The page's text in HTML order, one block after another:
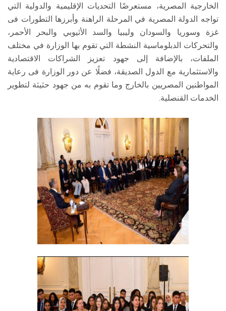
الخارجية المصرية، مستعرضًا التحديات الإقليمية والدولية التي
تواجه الدولة المصرية في المرحلة الراهنة وأبرزها التطورات فى
غزة وسوريا والسودان وليبيا والسد الأثيوبي والبحر الأحمر،
والتحركات الدبلوماسية النشطة التي تقوم بها الوزارة في مختلف
الملفات، بالإضافة إلى جهود تعزيز الشراكات الاقتصادية
والاستثمارية مع الدول الصديقة، فضلًا عن دور الوزارة فى رعاية
المواطنين المصريين بالخارج وما تقوم به من جهود حثيثة لتطوير
الخدمات القنصلية.